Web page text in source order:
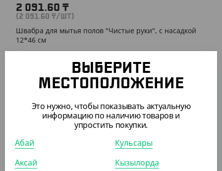
2 091.60 ₸
(2 091.60 ₸/ШТ)
Швабра для мытья полов "Чистые руки", с насадкой
12*46 см
АРТ. 71100
ВЫБЕРИТЕ
МЕСТОПОЛОЖЕНИЕ
Это нужно, чтобы показывать актуальную
информацию по наличию товаров и
упростить покупки.
Абай
Аксай
Кульсары
Кызылорда